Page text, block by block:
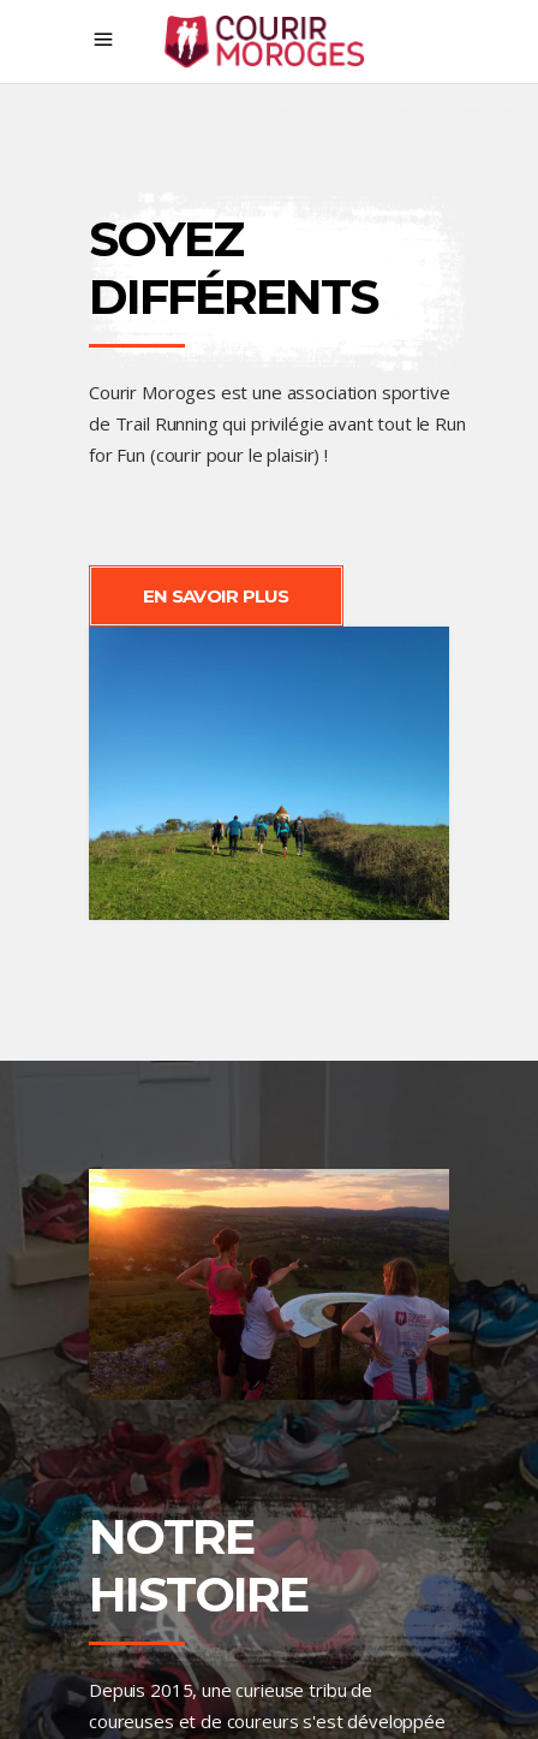
SOYEZ
DIFFÉRENTS
Courir Moroges est une association sportive
de Trail Running qui privilégie avant tout le Run
for Fun (courir pour le plaisir) !
EN SAVOIR PLUS
NOTRE
HISTOIRE
Depuis 2015, une curieuse tribu de
coureuses et de coureurs s'est développée